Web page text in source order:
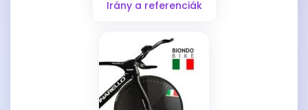
Irány a referenciák